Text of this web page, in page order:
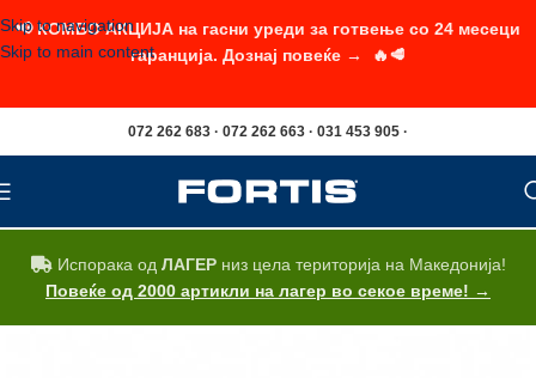
Skip to navigation
Skip to main content
072 262 683 · 072 262 663 · 031 453 905 ·
Испорака од ЛАГЕРниз цела територија на Македонија!
Повеќе од 2000 артикли на лагер во секое време! →
📢 КОМБО АКЦИЈА на гасни уреди за готвење со 24 месеци
гаранција. Дознај повеќе → 🔥🥩